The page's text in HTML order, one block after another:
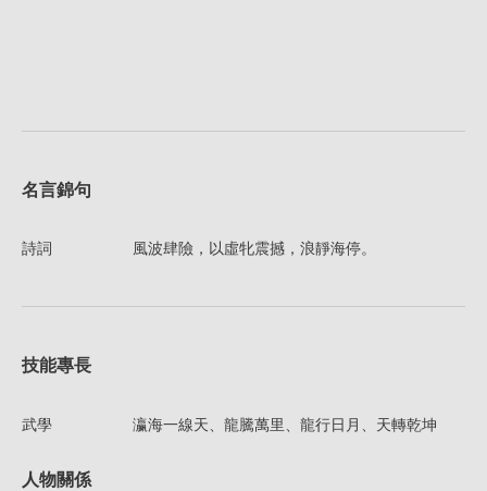
名言錦句
詩詞 風波肆險，以虛牝震撼，浪靜海停。
技能專長
武學 瀛海一線天、龍騰萬里、龍行日月、天轉乾坤
人物關係